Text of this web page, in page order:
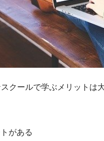
クールで学ぶメリットは
がある